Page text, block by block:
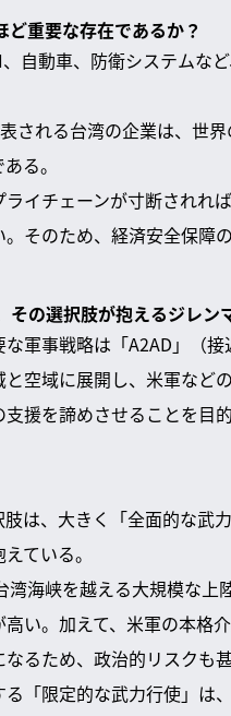
重要な存在であるか？
自動車、防衛システムな
される台湾の企業は、世
る。
イチェーンが寸断されれ
そのため、経済安全保障
の選択肢が抱えるジレン
軍事戦略は「A2AD」（
空域に展開し、米軍など
援を諦めさせることを目
は、大きく「全面的な武
ている。
湾海峡を越える大規模な
い。加えて、米軍の本格
るため、政治的リスクも甚
「限定的な武力行使」は